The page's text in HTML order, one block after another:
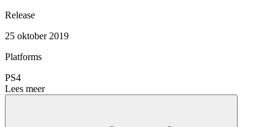
Release
25 oktober 2019
Platforms
PS4
Lees meer